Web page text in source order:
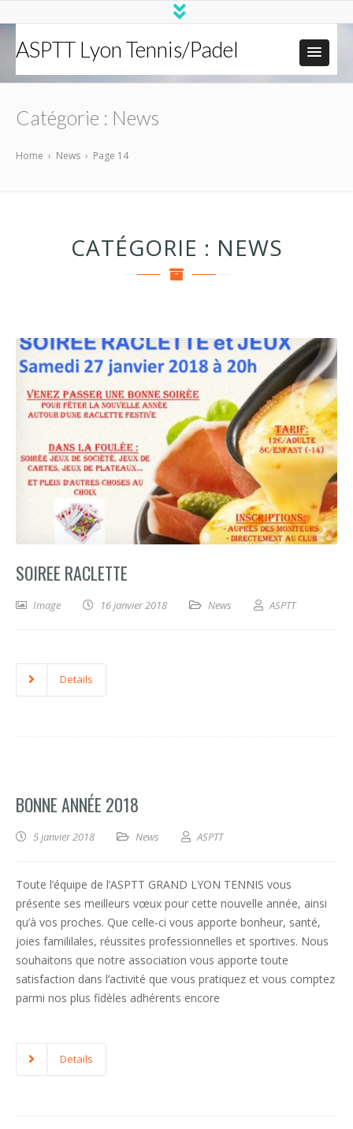
ASPTT Lyon Tennis/Padel
Catégorie : News
Home › News › Page 14
CATÉGORIE : NEWS
SOIREE RACLETTE
Image 16 janvier 2018 News ASPTT
Details
BONNE ANNÉE 2018
5 janvier 2018 News ASPTT
Toute l’équipe de l’ASPTT GRAND LYON TENNIS vous
présente ses meilleurs vœux pour cette nouvelle année, ainsi
qu’à vos proches. Que celle-ci vous apporte bonheur, santé,
joies famililales, réussites professionnelles et sportives. Nous
souhaitons que notre association vous apporte toute
satisfaction dans l’activité que vous pratiquez et vous comptez
parmi nos plus fidèles adhérents encore
Details